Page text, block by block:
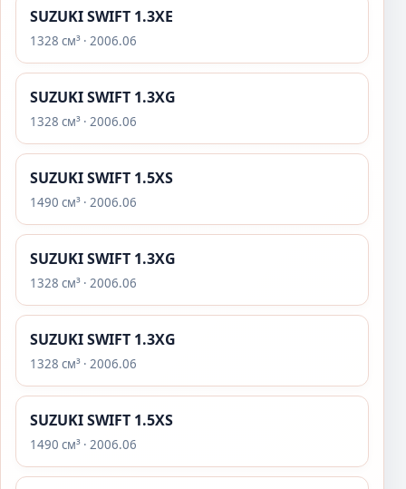
SUZUKI SWIFT 1.3XE
1328 см³ · 2006.06
SUZUKI SWIFT 1.3XG
1328 см³ · 2006.06
SUZUKI SWIFT 1.5XS
1490 см³ · 2006.06
SUZUKI SWIFT 1.3XG
1328 см³ · 2006.06
SUZUKI SWIFT 1.3XG
1328 см³ · 2006.06
SUZUKI SWIFT 1.5XS
1490 см³ · 2006.06